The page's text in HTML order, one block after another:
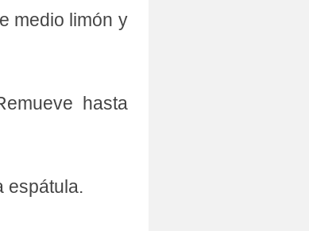
medio limón y
hasta
espátula.